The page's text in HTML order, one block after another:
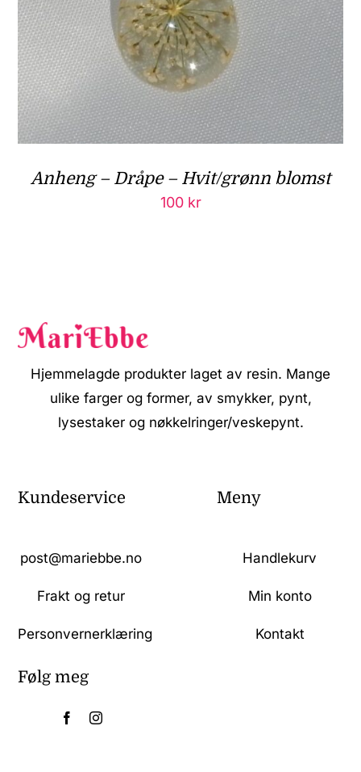
Anheng – Dråpe – Hvit/grønn blomst
100 kr
Hjemmelagde produkter laget av resin. Mange
ulike farger og former, av smykker, pynt,
lysestaker og nøkkelringer/veskepynt.
Kundeservice
post@mariebbe.no
Frakt og retur
Personvernerklæring
Meny
Handlekurv
Min konto
Kontakt
Følg meg